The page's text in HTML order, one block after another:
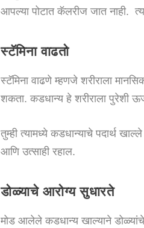
आपल्या पोटात कॅलरीज जात नाही.
स्टॅमिना वाढतो
स्टॅमिना वाढणे म्हणजे शरीराला
शकता. कडधान्य हे शरीराला पुरेशी
तुम्ही त्यामध्ये कडधान्याचे पदार्थ
आणि उत्साही रहाल.
डोळ्याचे आरोग्य सुधारते
मोड आलेले कडधान्य खाल्याने डोळ्यांचे